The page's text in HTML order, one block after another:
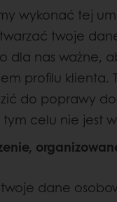
wykonać tej
twoje
dla nas ważne,
profilu
do poprawy
celu nie jest
dane